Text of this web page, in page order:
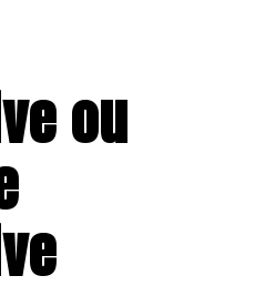
ou